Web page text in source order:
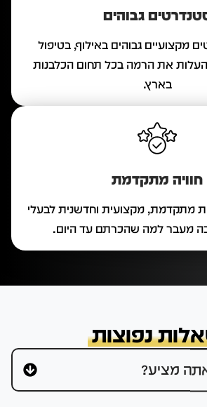
גבוהים
מקצועיים גבוהים באילוף, בטיפול
את הרמה בכל תחום הכלבנות
בארץ.
חוויה מתקדמת
מתקדמת, מקצועית וחדשנית לבעלי
מעבר למה שהכרתם עד היום.
נפוצות
מציע?